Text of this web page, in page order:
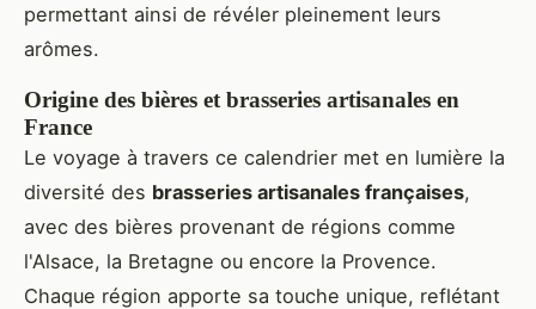
permettant ainsi de révéler pleinement leurs
arômes.
Origine des bières et brasseries artisanales en
France
Le voyage à travers ce calendrier met en lumière la
diversité des brasseries artisanales françaises,
avec des bières provenant de régions comme
l'Alsace, la Bretagne ou encore la Provence.
Chaque région apporte sa touche unique, reflétant